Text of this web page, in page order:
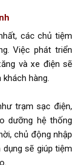
các chủ tiệm
Việc phát triển
và xe điện sẽ
hàng.
trạm sạc điện,
dưỡng hệ thống
chủ động nhập
sẽ giúp tiệm